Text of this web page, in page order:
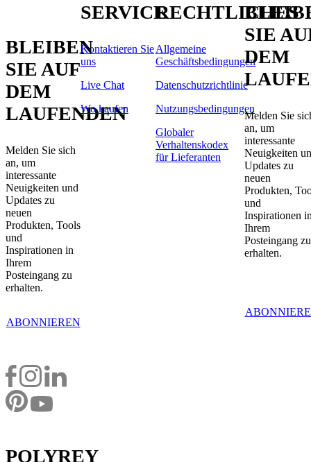
BLEIBEN
SIE AUF
DEM
LAUFENDEN
Melden Sie sich
an, um
interessante
Neuigkeiten und
Updates zu
neuen
Produkten, Tools
und
Inspirationen in
Ihrem
Posteingang zu
erhalten.
ABONNIEREN
POLYREY
SERVICE
Kontaktieren Sie
uns
Live Chat
Wo kaufen
RECHTLICHES
Allgemeine
Geschäftsbedingungen
Datenschutzrichtlinie
Nutzungsbedingungen
Globaler
Verhaltenskodex
für Lieferanten
SIE
DEM
Melden Sie
an, um
interessante
Neuigkeiten
Updates zu
neuen
Produkten,
und
Inspirationen
Ihrem
Posteingang zu
erhalten.